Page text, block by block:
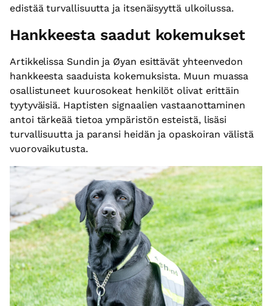
edistää turvallisuutta ja itsenäisyyttä ulkoilussa.
Hankkeesta saadut kokemukset
Artikkelissa Sundin ja Øyan esittävät yhteenvedon
hankkeesta saaduista kokemuksista. Muun muassa
osallistuneet kuurosokeat henkilöt olivat erittäin
tyytyväisiä. Haptisten signaalien vastaanottaminen
antoi tärkeää tietoa ympäristön esteistä, lisäsi
turvallisuutta ja paransi heidän ja opaskoiran välistä
vuorovaikutusta.